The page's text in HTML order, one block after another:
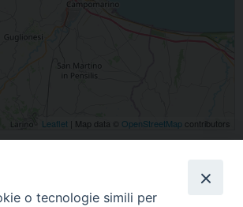
Leaflet | Map data © OpenStreetMap contributors
o tecnologie simili per